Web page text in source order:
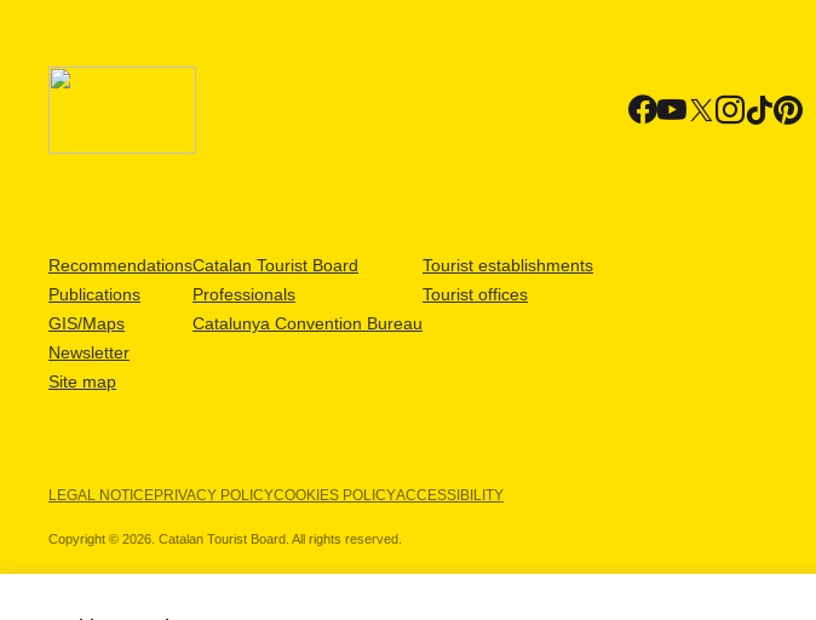
Recommendations
Publications
GIS/Maps
Newsletter
Site map
Catalan Tourist Board
Professionals
Catalunya Convention Bureau
Tourist establishments
Tourist offices
LEGAL NOTICEPRIVACY POLICYCOOKIES POLICYACCESSIBILITY
Copyright © 2026. Catalan Tourist Board. All rights reserved.